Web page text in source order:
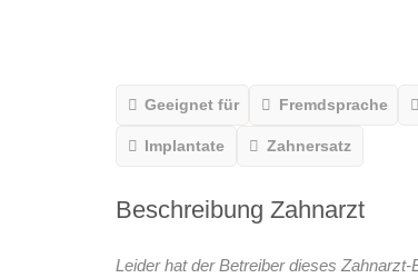
Geeignet für Fremdsprache
Implantate Zahnersatz
Beschreibung Zahnarzt
Leider hat der Betreiber dieses